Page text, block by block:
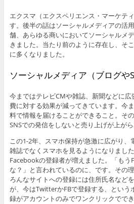
エクスマ（エクスペリエンス・マーケテ
す。後半の話はソーシャルメディアの活
舗、あらゆる商いにおいてソーシャルメ
きました。当たり前のように存在し、そ
に多くなりました。
ソーシャルメディア（ブログや
今まではテレビCMや雑誌、新聞などに
費に対する効果が減ってきています。今
料で情報を届けることができること。そ
SNSでの発信をしないと売り上げが上が
この1-2年、スマホ保持が急激に広がり
雑誌でなくスマホを見るようになりまし
Facebookの登録者が増えました。「も
な？」と言われているのに、です。その
ろんなサイトへの登録には住所氏名など
が、今はTwitterかFBで登録する、という
録がアカウントのみでワンクリックでで